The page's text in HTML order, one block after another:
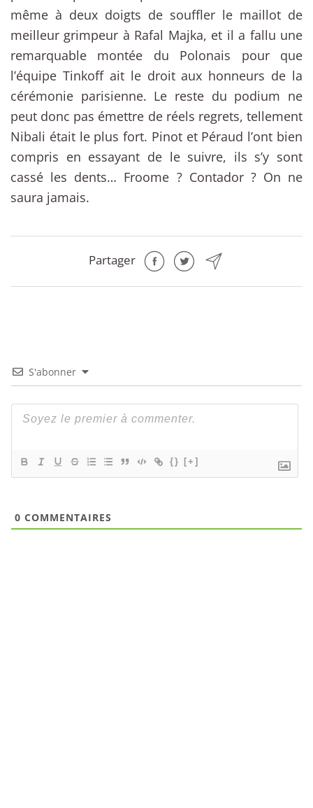
même à deux doigts de souffler le maillot de
meilleur grimpeur à Rafal Majka, et il a fallu une
remarquable montée du Polonais pour que
l’équipe Tinkoff ait le droit aux honneurs de la
cérémonie parisienne. Le reste du podium ne
peut donc pas émettre de réels regrets, tellement
Nibali était le plus fort. Pinot et Péraud l’ont bien
compris en essayant de le suivre, ils s’y sont
cassé les dents… Froome ? Contador ? On ne
saura jamais.
Partager
S'abonner
{} [+]
0 COMMENTAIRES